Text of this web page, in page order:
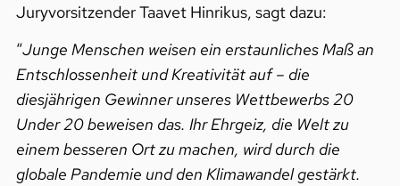
Juryvorsitzender Taavet Hinrikus, sagt dazu:
“Junge Menschen weisen ein erstaunliches Maß an
Entschlossenheit und Kreativität auf – die
diesjährigen Gewinner unseres Wettbewerbs 20
Under 20 beweisen das. Ihr Ehrgeiz, die Welt zu
einem besseren Ort zu machen, wird durch die
globale Pandemie und den Klimawandel gestärkt.